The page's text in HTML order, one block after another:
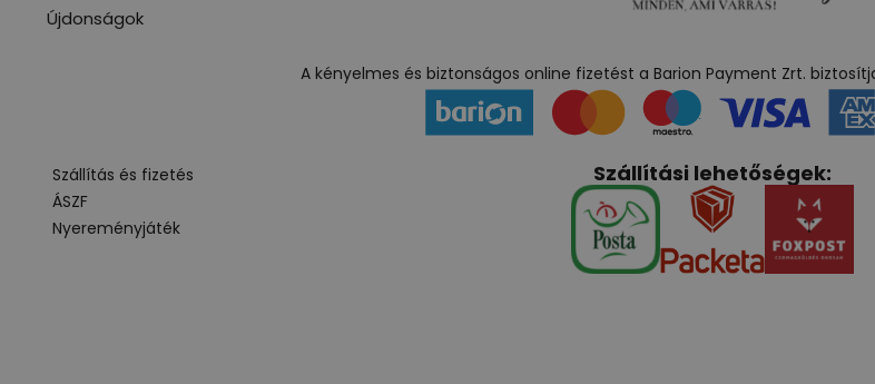
Újdonságok
A kényelmes és biztonságos online fizetést a Barion Payment Zrt.
Szállítás és fizetés
ÁSZF
Nyereményjáték
Szállítási lehetőségek: